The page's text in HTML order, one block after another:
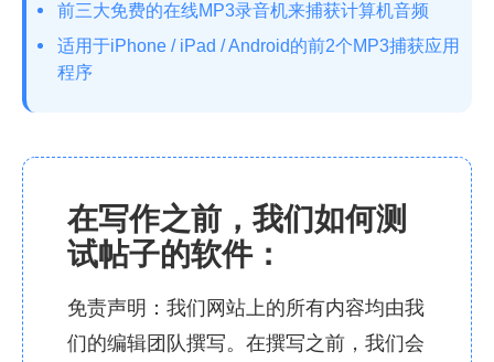
前三大免费的在线MP3录音机来捕获计算机音频
适用于iPhone / iPad / Android的前2个MP3捕获应用
程序
在写作之前，我们如何测
试帖子的软件：
免责声明：我们网站上的所有内容均由我
们的编辑团队撰写。在撰写之前，我们会